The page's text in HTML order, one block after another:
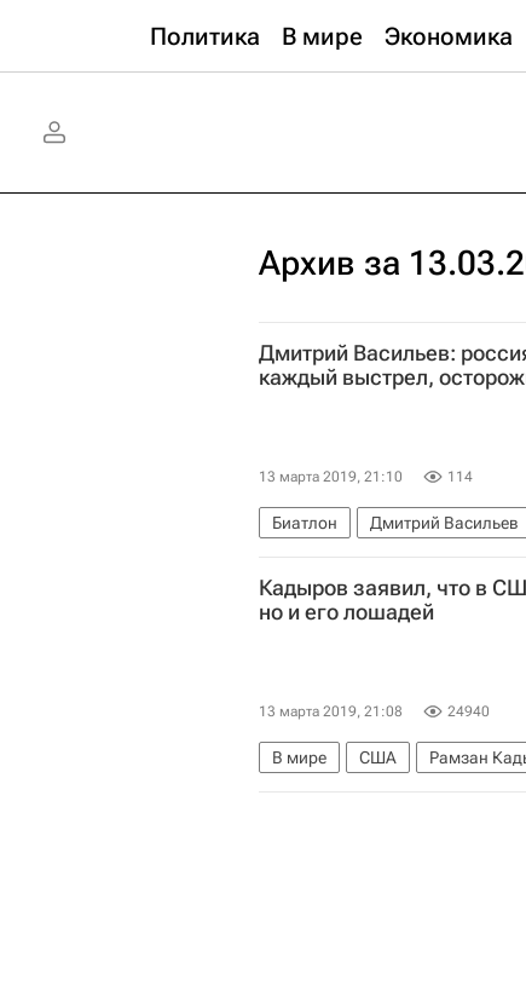
Политика В мире Экономика
Архив за
Дмитрий Васильев:
каждый выстрел,
13 марта 2019, 21:10 114
Биатлон Дмитрий Васильев
Кадыров заявил, что в
но и его лошадей
13 марта 2019, 21:08 24940
В мире США Рамзан